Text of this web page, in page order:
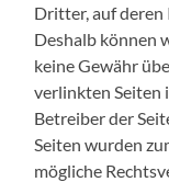
Dritter, auf deren
Deshalb können
keine Gewähr
verlinkten Seiten
Betreiber der
Seiten wurden
mögliche